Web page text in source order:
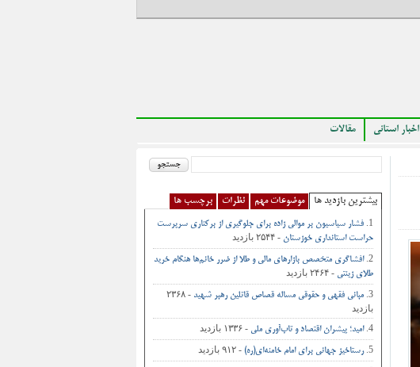
اخبار استانی مقالات
بیشترین بازدید ها موضوعات مهم نظرات برچسب ها
فشار سیاسیون بر موالی زاده برای جلوگیری از برکناری سرپرست
حراست استانداری خوزستان - ۲۵۴۴ بازدید
افشاگری متخصص بازارهای مالی و طلا از ضرر خانم‌ها هنگام خرید
طلای زینتی - ۲۴۶۴ بازدید
مبانی فقهی و حقوقی مساله قصاص قاتلین رهبر شهید
- ۲۳۶۸
بازدید
امید؛ پیشران اقتصاد و تاب‌آوری ملی - ۱۳۳۶ بازدید
رستاخیز جهانی برای امام خامنه‌ای(ره) - ۹۱۲ بازدید